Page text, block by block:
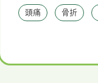
頭痛 骨折